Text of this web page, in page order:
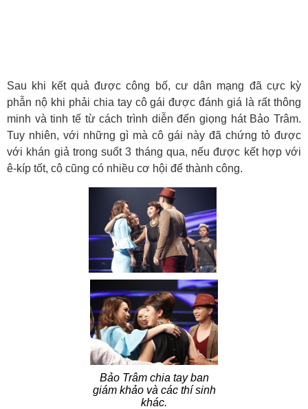
Sau khi kết quả được công bố, cư dân mạng đã cực kỳ
phẫn nộ khi phải chia tay cô gái được đánh giá là rất thông
minh và tinh tế từ cách trình diễn đến giọng hát Bảo Trâm.
Tuy nhiên, với những gì mà cô gái này đã chứng tỏ được
với khán giả trong suốt 3 tháng qua, nếu được kết hợp với
ê-kíp tốt, cô cũng có nhiều cơ hội để thành công.
Bảo Trâm chia tay ban
giám khảo và các thí sinh
khác.